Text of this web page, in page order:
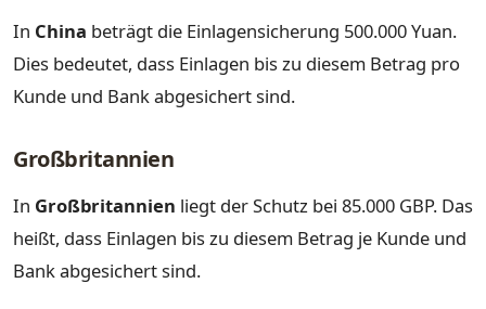
In China beträgt die Einlagensicherung 500.000 Yuan.
Dies bedeutet, dass Einlagen bis zu diesem Betrag pro
Kunde und Bank abgesichert sind.
Großbritannien
In Großbritannien liegt der Schutz bei 85.000 GBP. Das
heißt, dass Einlagen bis zu diesem Betrag je Kunde und
Bank abgesichert sind.